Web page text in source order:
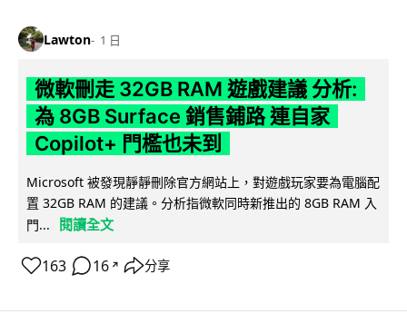
Lawton 1 日
微軟刪走 32GB RAM 遊戲建議 分析:
為 8GB Surface 銷售鋪路 連自家
Copilot+ 門檻也未到
Microsoft 被發現靜靜刪除官方網站上，對遊戲玩家要為電腦配
置 32GB RAM 的建議。分析指微軟同時新推出的 8GB RAM 入
門...
閱讀全文
163 16 ↗ 分享